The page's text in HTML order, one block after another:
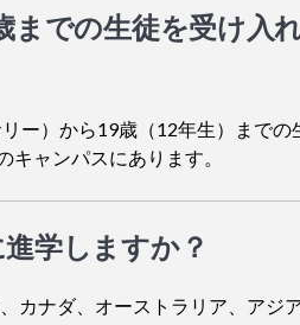
までの生徒を受け入
ー）から19歳（12年生）までの
ャンパスにあります。
学しますか？
カナダ、オーストラリア、アジ